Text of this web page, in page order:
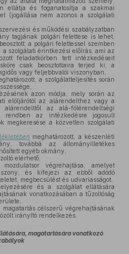
ellátja és foganatosítja a szakmai
(jogállása nem azonos a szolgálati
és működési szabályzatban
tagjának polgári felettese is lehet,
a polgári felettessel szemben
szolgálati érintkezési előírás, ami az
feladatkörben tett intézkedéseit
csak beosztottaira terjed ki, a
vagy feljebbvalói viszonyban,
a szolgálatteljesítés során
azon módja, mely során az
elöljárótól az alárendelthez vagy a
az alá-fölérendeltségi
rendben az intézkedésre jogosult
megkeresése a közvetlen szolgálati
meghatározott, a készenléti
továbbá az állományilletékes
egyéb okmány,
elérhető,
végrehajtása, amelyet
és kifejezi az ebből adódó
megbecsülést és udvariasságot,
és a szolgálat ellátására
vonatkozásában a tűzoltóság
célszerű végrehajtásának
irányító rendelkezés.
magatartására vonatkozó